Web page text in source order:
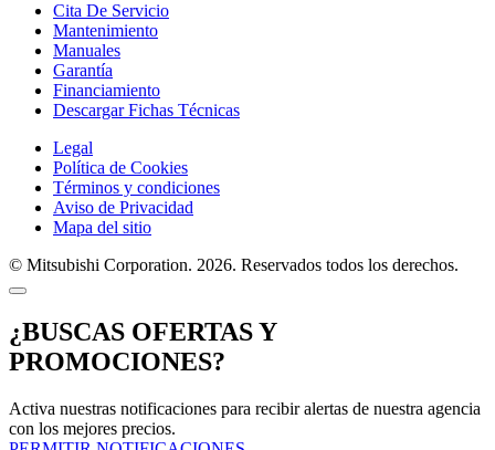
Cita De Servicio
Mantenimiento
Manuales
Garantía
Financiamiento
Descargar Fichas Técnicas
Legal
Política de Cookies
Términos y condiciones
Aviso de Privacidad
Mapa del sitio
© Mitsubishi Corporation. 2026. Reservados todos los derechos.
¿BUSCAS OFERTAS Y
PROMOCIONES?
Activa nuestras notificaciones para recibir alertas de nuestra agencia
con los mejores precios.